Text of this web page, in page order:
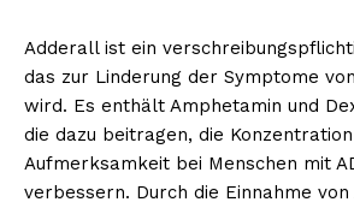
Adderall ist ein
das zur Linderung der Symptome
wird. Es enthält Amphetamin und
die dazu beitragen, die
Aufmerksamkeit bei Menschen mit
verbessern. Durch die Einnahme